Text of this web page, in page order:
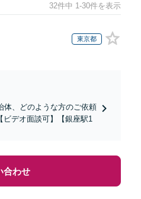
32件中 1-30件を表示
東京都
体、どのような方のご依頼
ビデオ面談可】【銀座駅1
合わせ